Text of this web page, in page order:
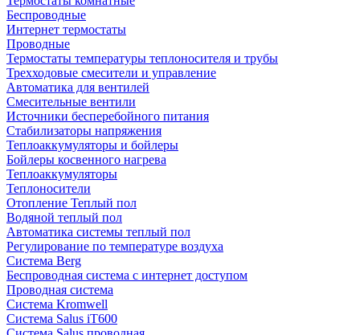
Беспроводные
Интернет термостаты
Проводные
Термостаты температуры теплоносителя и трубы
Трехходовые смесители и управление
Автоматика для вентилей
Смесительные вентили
Источники бесперебойного питания
Стабилизаторы напряжения
Теплоаккумуляторы и бойлеры
Бойлеры косвенного нагрева
Теплоаккумуляторы
Теплоносители
Отопление Теплый пол
Водяной теплый пол
Автоматика системы теплый пол
Регулирование по температуре воздуха
Система Berg
Беспроводная система с интернет доступом
Проводная система
Система Kromwell
Система Salus iT600